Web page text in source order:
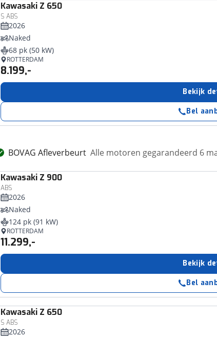
Kawasaki Z 650
S ABS
2026
Naked
68 pk (50 kW)
ROTTERDAM
8.199,-
Bekijk
Bel
BOVAG Afleverbeurt Alle motoren gegarandeerd 6
Kawasaki Z 900
ABS
2026
Naked
124 pk (91 kW)
ROTTERDAM
11.299,-
Bekijk
Bel
Kawasaki Z 650
S ABS
2026